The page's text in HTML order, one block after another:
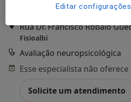
1 opinião
Fisioalbi
Avaliação neuropsicológica
Solicite um atendimento
Editar configurações